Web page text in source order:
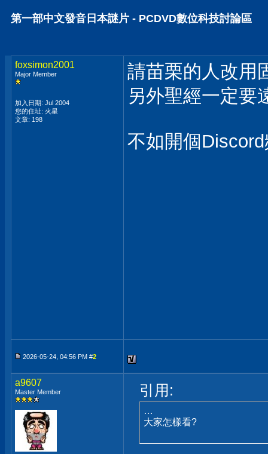
第一部中文發音日本謎片 - PCDVD數位科技討論區
foxsimon2001
Major Member
加入日期: Jul 2004
您的住址: 火星
文章: 198
請苗栗的人改用
另外聖經一定要
不如開個
2026-05-24, 04:56 PM #2
a9607
Master Member 引用:
…
大家怎樣看?